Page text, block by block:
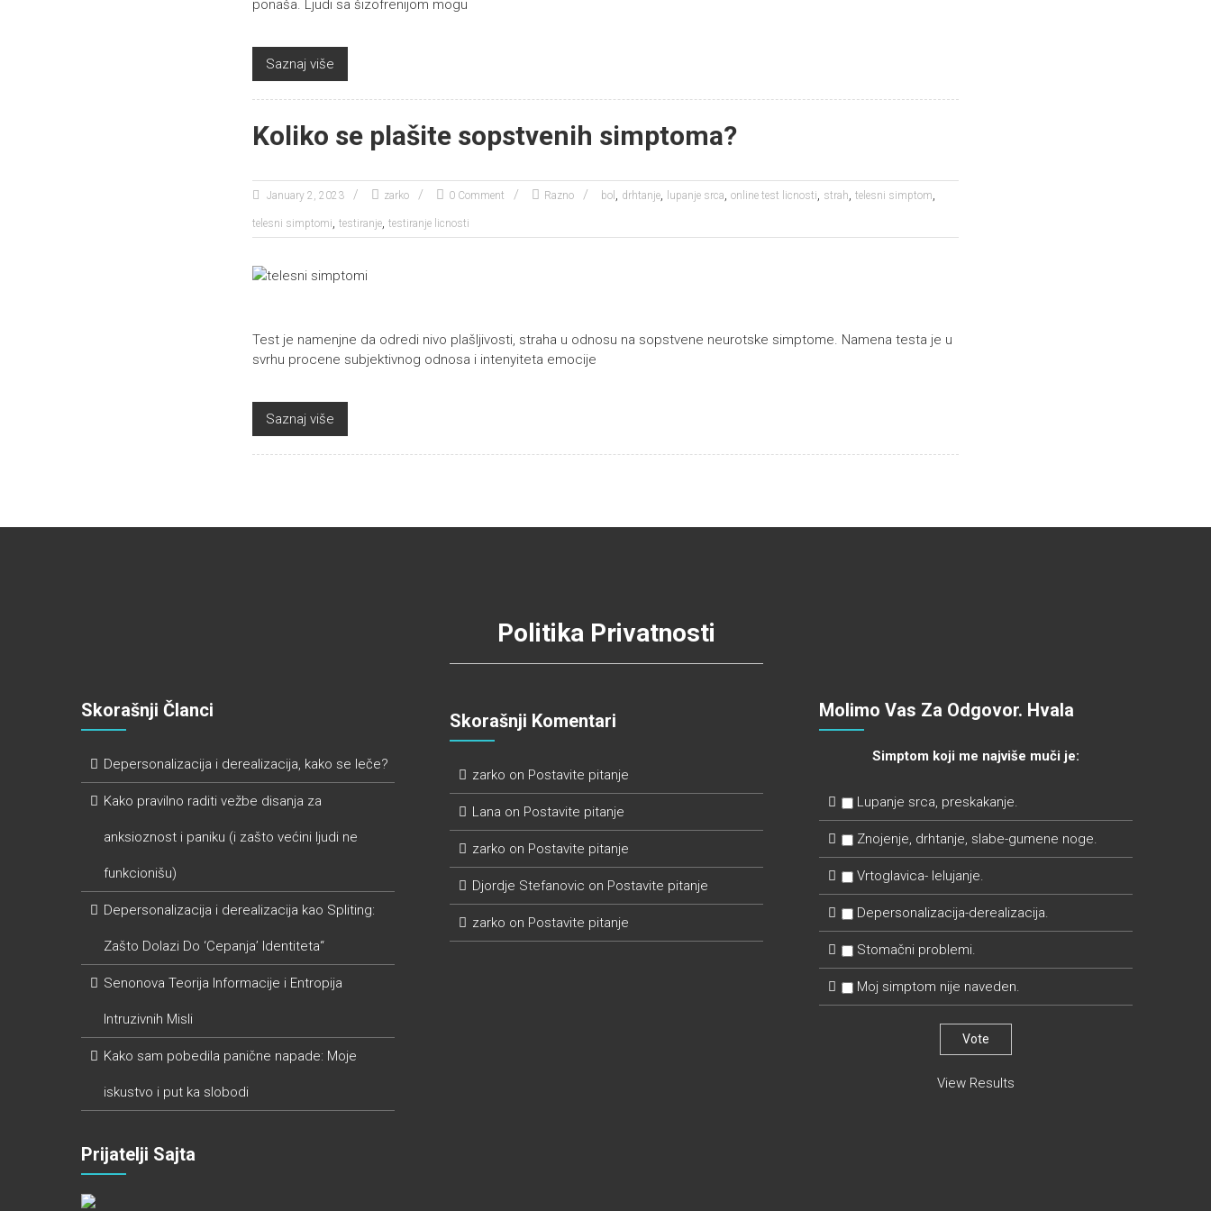
ponaša. Ljudi sa šizofrenijom mogu
Saznaj više
Koliko se plašite sopstvenih simptoma?
January 2, 2023 zarko 0 Comment Razno bol , drhtanje, lupanje srca,online test licnosti, strah,telesni simptom,
telesni simptomi,testiranje,testiranje licnosti
Test je namenjne da odredi nivo plašljivosti, straha u odnosu na sopstvene neurotske simptome. Namena testa je u
svrhu procene subjektivnog odnosa i intenyiteta emocije
Saznaj više
Skorašnji Članci
Depersonalizacija i derealizacija, kako se leče?
Kako pravilno raditi vežbe disanja za
anksioznost i paniku (i zašto većini ljudi ne
funkcionišu)
Depersonalizacija i derealizacija kao Spliting:
Zašto Dolazi Do ‘Cepanja’ Identiteta“
Senonova Teorija Informacije i Entropija
Intruzivnih Misli
Kako sam pobedila panične napade: Moje
iskustvo i put ka slobodi
Prijatelji Sajta
Politika Privatnosti
Skorašnji Komentari
zarko on Postavite pitanje
Lana on Postavite pitanje
zarko on Postavite pitanje
Djordje Stefanovic on Postavite pitanje
zarko on Postavite pitanje
Molimo Vas Za Odgovor. Hvala
Simptom koji me najviše muči je:
Lupanje srca, preskakanje.
Znojenje, drhtanje, slabe-gumene noge.
Vrtoglavica- lelujanje.
Depersonalizacija-derealizacija.
Stomačni problemi.
Moj simptom nije naveden.
View Results